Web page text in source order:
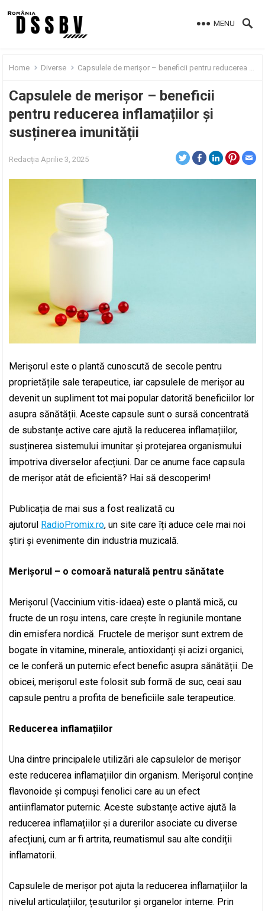
MENU
Home Diverse Capsulele de merișor – beneficii pentru reducerea inflamațiilor și susținerea imunității
Capsulele de merișor – beneficii
pentru reducerea inflamațiilor și
susținerea imunității
Redacția Aprilie 3, 2025
Merișorul este o plantă cunoscută de secole pentru
proprietățile sale terapeutice, iar capsulele de merișor au
devenit un supliment tot mai popular datorită beneficiilor lor
asupra sănătății. Aceste capsule sunt o sursă concentrată
de substanțe active care ajută la reducerea inflamațiilor,
susținerea sistemului imunitar și protejarea organismului
împotriva diverselor afecțiuni. Dar ce anume face capsula
de merișor atât de eficientă? Hai să descoperim!
Publicația de mai sus a fost realizată cu
ajutorul RadioPromix.ro, un site care îți aduce cele mai noi
știri și evenimente din industria muzicală.
Merișorul – o comoară naturală pentru sănătate
Merișorul (Vaccinium vitis-idaea) este o plantă mică, cu
fructe de un roșu intens, care crește în regiunile montane
din emisfera nordică. Fructele de merișor sunt extrem de
bogate în vitamine, minerale, antioxidanți și acizi organici,
ce le conferă un puternic efect benefic asupra sănătății. De
obicei, merișorul este folosit sub formă de suc, ceai sau
capsule pentru a profita de beneficiile sale terapeutice.
Reducerea inflamațiilor
Una dintre principalele utilizări ale capsulelor de merișor
este reducerea inflamațiilor din organism. Merișorul conține
flavonoide și compuși fenolici care au un efect
antiinflamator puternic. Aceste substanțe active ajută la
reducerea inflamațiilor și a durerilor asociate cu diverse
afecțiuni, cum ar fi artrita, reumatismul sau alte condiții
inflamatorii.
Capsulele de merișor pot ajuta la reducerea inflamațiilor la
nivelul articulațiilor, țesuturilor și organelor interne. Prin